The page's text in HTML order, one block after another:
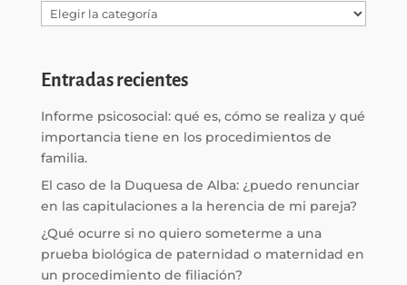
Categorías
Entradas recientes
Informe psicosocial: qué es, cómo se realiza y qué
importancia tiene en los procedimientos de
familia.
El caso de la Duquesa de Alba: ¿puedo renunciar
en las capitulaciones a la herencia de mi pareja?
¿Qué ocurre si no quiero someterme a una
prueba biológica de paternidad o maternidad en
un procedimiento de filiación?